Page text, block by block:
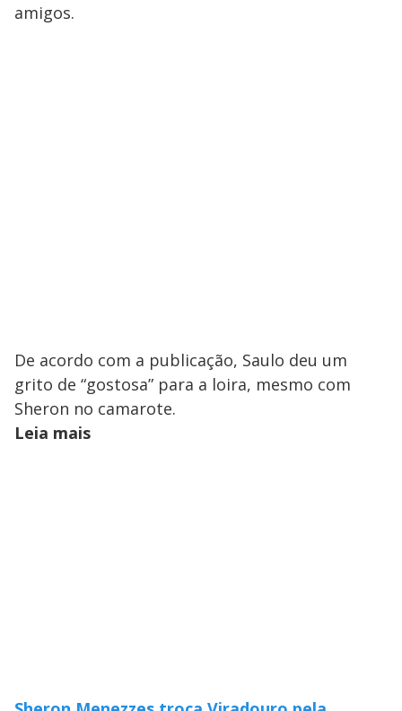
amigos.
De acordo com a publicação, Saulo deu um
grito de “gostosa” para a loira, mesmo com
Sheron no camarote.
Leia mais